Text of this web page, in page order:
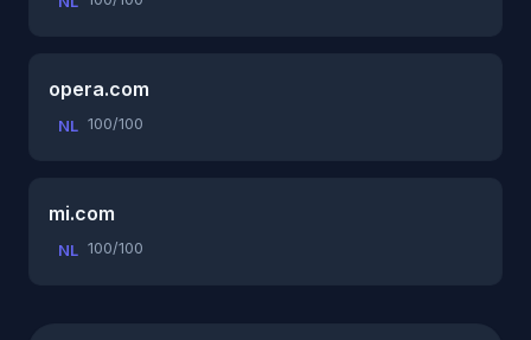
opera.com
NL 100/100
mi.com
NL 100/100